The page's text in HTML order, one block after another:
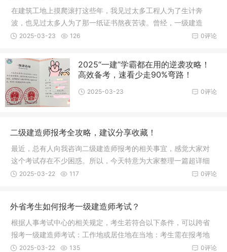
在建筑工地上摸爬滚打这些年，我见过太多工程人为了生计奔
波，也见过太多人为了那一纸证书熬夜苦读。曾经，一级建造
师、监理工程
0评论
2025-03-23 126
2025“一建”学霸都在用的逆袭攻略！
高效备考，速看少走90%弯路！
0评论
2025-03-23
二级建造师报考全攻略，建议分享收藏！
最近，总有人向我咨询二级建造师报考的相关事宜，感觉大家对
这个考试存在不少困惑。所以，今天特意为大家整理一篇超详细
的报考全
0评论
2025-03-22 117
外省考生如何报考一级建造师考试？
根据人事考试中心的相关规定，考生若符合以下条件，可以跨省
报考一级建造师考试：工作地或居住地在当地：考生需在报考地
有稳定的
0评论
2025-03-22 135